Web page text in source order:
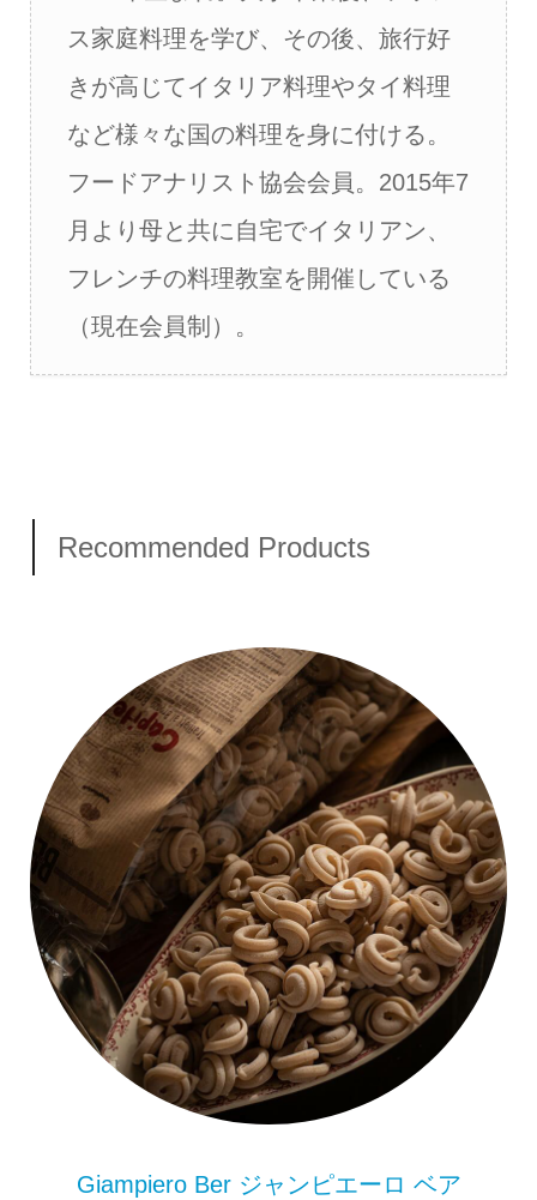
ス家庭料理を学び、その後、旅行好
きが高じてイタリア料理やタイ料理
など様々な国の料理を身に付ける。
フードアナリスト協会会員。2015年7
月より母と共に自宅でイタリアン、
フレンチの料理教室を開催している
（現在会員制）。
Recommended Products
Giampiero Ber ジャンピエーロ ベア